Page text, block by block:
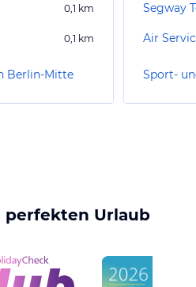
0,1 km
0,1 km
Berlin-Mitte
Air
perfekten Urlaub